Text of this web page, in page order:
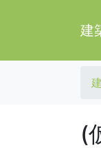
建
(